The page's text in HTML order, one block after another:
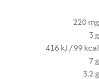
220 mg
3 g
416 kJ / 99 kcal
7 g
3.2 g